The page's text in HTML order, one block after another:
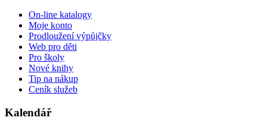
On-line katalogy
Moje konto
Prodloužení výpůjčky
Web pro děti
Pro školy
Nové knihy
Tip na nákup
Ceník služeb
Kalendář